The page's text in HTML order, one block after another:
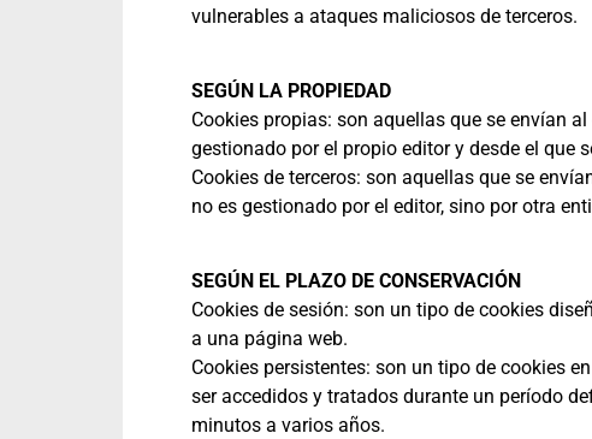
vulnerables a ataques maliciosos de terceros.
SEGÚN LA PROPIEDAD
Cookies propias: son aquellas que se envían
gestionado por el propio editor y desde el que
Cookies de terceros: son aquellas que se
no es gestionado por el editor, sino por otra
SEGÚN EL PLAZO DE CONSERVACIÓN
Cookies de sesión: son un tipo de cookies
a una página web.
Cookies persistentes: son un tipo de cookies
ser accedidos y tratados durante un período
minutos a varios años.